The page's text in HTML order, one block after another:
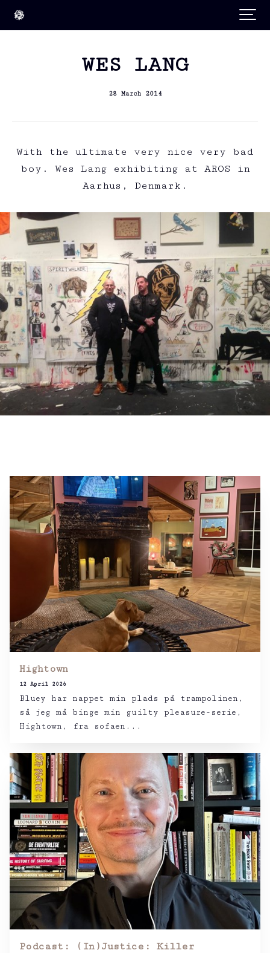
WES LANG
28 March 2014
With the ultimate very nice very bad
boy. Wes Lang exhibiting at AROS in
Aarhus, Denmark.
Hightown
12 April 2026
Bluey har nappet min plads på trampolinen,
så jeg må binge min guilty pleasure-serie,
Hightown, fra sofaen...
Podcast: (In)Justice: Killer